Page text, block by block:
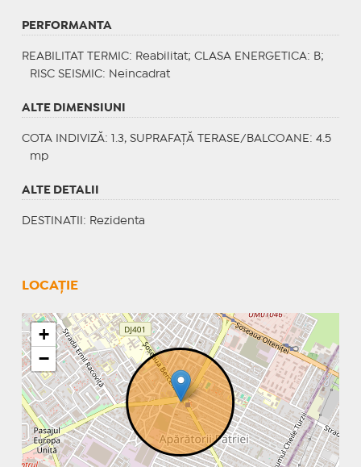
PERFORMANTA
REABILITAT TERMIC: Reabilitat; CLASA ENERGETICA: B;
RISC SEISMIC: Neincadrat
ALTE DIMENSIUNI
COTA INDIVIZĂ: 1.3, SUPRAFAȚĂ TERASE/BALCOANE: 4.5
mp
ALTE DETALII
DESTINATII : Rezidenta
LOCAȚIE
+
−